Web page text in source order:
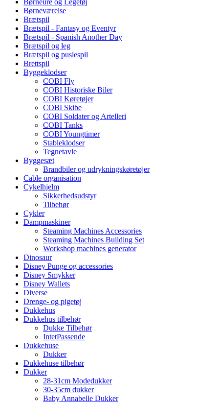
Børneværelse
Brætspil
Brætspil - Fantasy og Eventyr
Brætspil - Spanish Another Day
Brætspil og leg
Brætspil og puslespil
Brettspil
Byggeklodser
COBI Fly
COBI Historiske Biler
COBI Køretøjer
COBI Skibe
COBI Soldater og Artelleri
COBI Tanks
COBI Youngtimer
Stableklodser
Tegnetavle
Byggesæt
Brandbiler og udrykningskøretøjer
Cable organisation
Cykelhjelm
Sikkerhedsudstyr
Tilbehør
Cykler
Dampmaskiner
Steaming Machines Accessories
Steaming Machines Building Set
Workshop machines generator
Dinosaur
Disney Punge og accessories
Disney Smykker
Disney Wallets
Diverse
Drenge- og pigetøj
Dukkehus
Dukkehus tilbehør
Dukke Tilbehør
IntetPassende
Dukkehuse
Dukker
Dukkehuse tilbehør
Dukker
28-31cm Modedukker
30-35cm dukker
Baby Annabelle Dukker